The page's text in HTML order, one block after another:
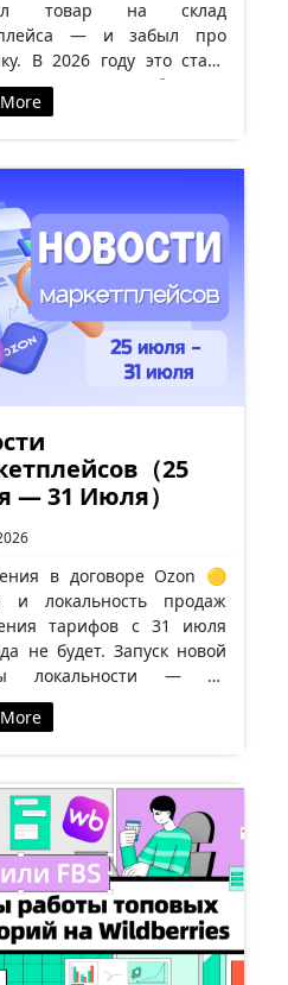
товар на склад
— и забыл про
В 2026 году это стало
выживания бизнеса.
（25
— 31 Июля）
в договоре Ozon 🟡
и локальность продаж
тарифов с 31 июля
не будет. Запуск новой
локальности — 30
Скидка 6 п. п. отменяется,